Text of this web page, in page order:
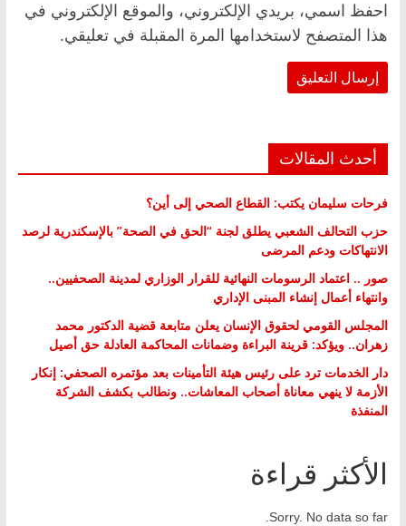
احفظ اسمي، بريدي الإلكتروني، والموقع الإلكتروني في
هذا المتصفح لاستخدامها المرة المقبلة في تعليقي.
أحدث المقالات
فرحات سليمان يكتب: القطاع الصحي إلى أين؟
حزب التحالف الشعبي يطلق لجنة “الحق في الصحة” بالإسكندرية لرصد
الانتهاكات ودعم المرضى
صور .. اعتماد الرسومات النهائية للقرار الوزاري لمدينة الصحفيين..
وانتهاء أعمال إنشاء المبنى الإداري
المجلس القومي لحقوق الإنسان يعلن متابعة قضية الدكتور محمد
زهران.. ويؤكد: قرينة البراءة وضمانات المحاكمة العادلة حق أصيل
دار الخدمات ترد على رئيس هيئة التأمينات بعد مؤتمره الصحفي: إنكار
الأزمة لا ينهي معاناة أصحاب المعاشات.. ونطالب بكشف الشركة
المنفذة
الأكثر قراءة
Sorry. No data so far.